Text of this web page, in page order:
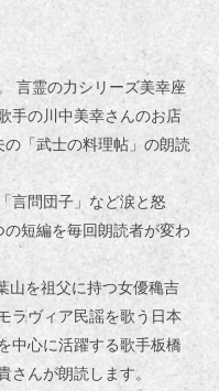
言霊の力シリーズ美幸座
手の川中美幸さんのお店
「武士の料理帖」の朗読
言問団子」など涙と怒
短編を毎回朗読者が変わ
山を祖父に持つ女優穐吉
ラヴィア民謡を歌う日本
中心に活躍する歌手板橋
さんが朗読します。